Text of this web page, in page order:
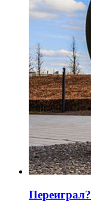
Переиграл?